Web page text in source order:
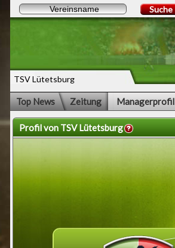
TSV Lütetsburg
Suche
Top News Zeitung Managerprofil
Profil von TSV Lütetsburg